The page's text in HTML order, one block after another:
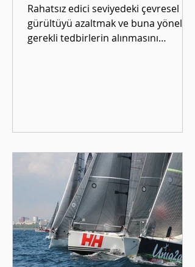
Rahatsız edici seviyedeki çevresel
gürültüyü azaltmak ve buna yönelik
gerekli tedbirlerin alınmasını